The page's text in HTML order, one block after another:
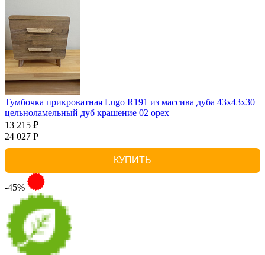
Тумбочка прикроватная Lugo R191 из массива дуба 43х43х30
цельноламельный дуб крашение 02 орех
13 215 ₽
24 027 Р
КУПИТЬ
-45%